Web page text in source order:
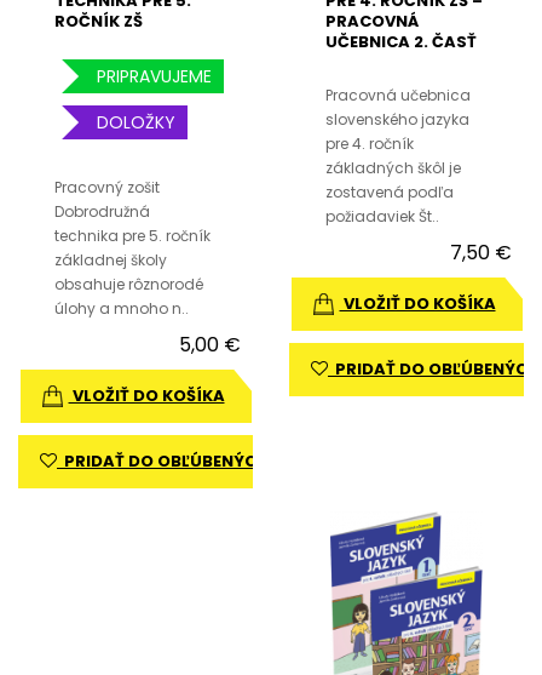
ROČNÍK ZŠ
PRIPRAVUJEME
DOLOŽKY
Pracovný zošit
Dobrodružná
technika pre 5. ročník
základnej školy
obsahuje rôznorodé
úlohy a mnoho n..
5,00 €
VLOŽIŤ DO KOŠÍKA
PRIDAŤ DO OBĽÚBENÝCH
PRACOVNÁ
UČEBNICA 2. ČASŤ
Pracovná učebnica
slovenského jazyka
pre 4. ročník
základných škôl je
zostavená podľa
požiadaviek Št..
7,50 €
VLOŽIŤ DO KOŠÍKA
PRIDAŤ DO OBĽÚBENÝCH